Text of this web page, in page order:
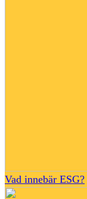
Vad innebär ESG?